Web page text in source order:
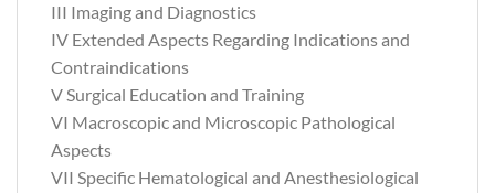
III Imaging and Diagnostics
IV Extended Aspects Regarding Indications and
Contraindications
V Surgical Education and Training
VI Macroscopic and Microscopic Pathological
Aspects
VII Specific Hematological and Anesthesiological